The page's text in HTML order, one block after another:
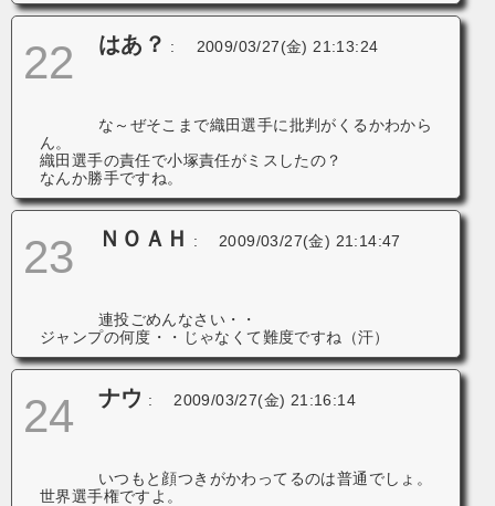
22 はあ？ : 2009/03/27(金) 21:13:24
な～ぜそこまで織田選手に批判がくるかわから
ん。
織田選手の責任で小塚責任がミスしたの？
なんか勝手ですね。
23 ＮＯＡＨ : 2009/03/27(金) 21:14:47
連投ごめんなさい・・
ジャンプの何度・・じゃなくて難度ですね（汗）
24 ナウ : 2009/03/27(金) 21:16:14
いつもと顔つきがかわってるのは普通でしょ。
世界選手権ですよ。